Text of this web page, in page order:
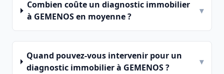
Combien coûte un diagnostic immobilier
à GEMENOS en moyenne ?
▾
Quand pouvez-vous intervenir pour un
diagnostic immobilier à GEMENOS ?
▾